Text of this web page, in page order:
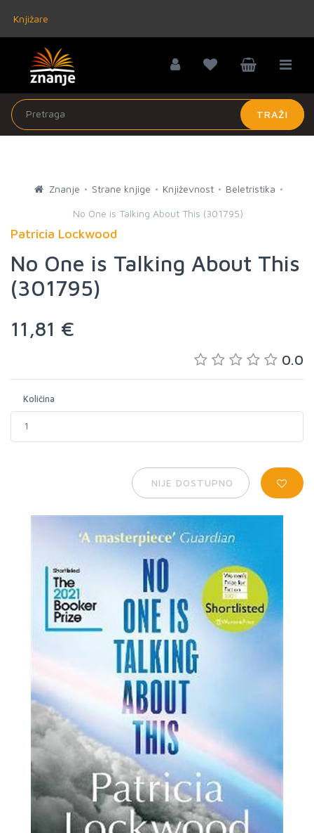
Knjižare
TRAŽI
Znanje Strane knjige Književnost Beletristika
No One is Talking About This (301795)
Patricia Lockwood
No One is Talking About This
(301795)
11,81 €
0.0
Količina
NIJE DOSTUPNO